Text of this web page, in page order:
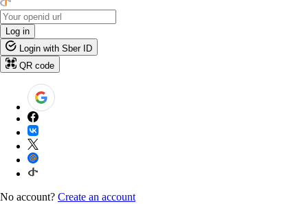
Log in
Login with Sber ID
QR code
No account? Create an account